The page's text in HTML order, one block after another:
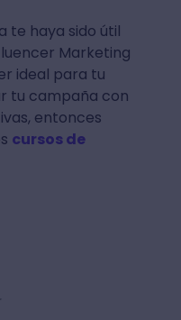
te haya sido útil
Marketing
ideal para tu
tu campaña con
entonces
cursos de